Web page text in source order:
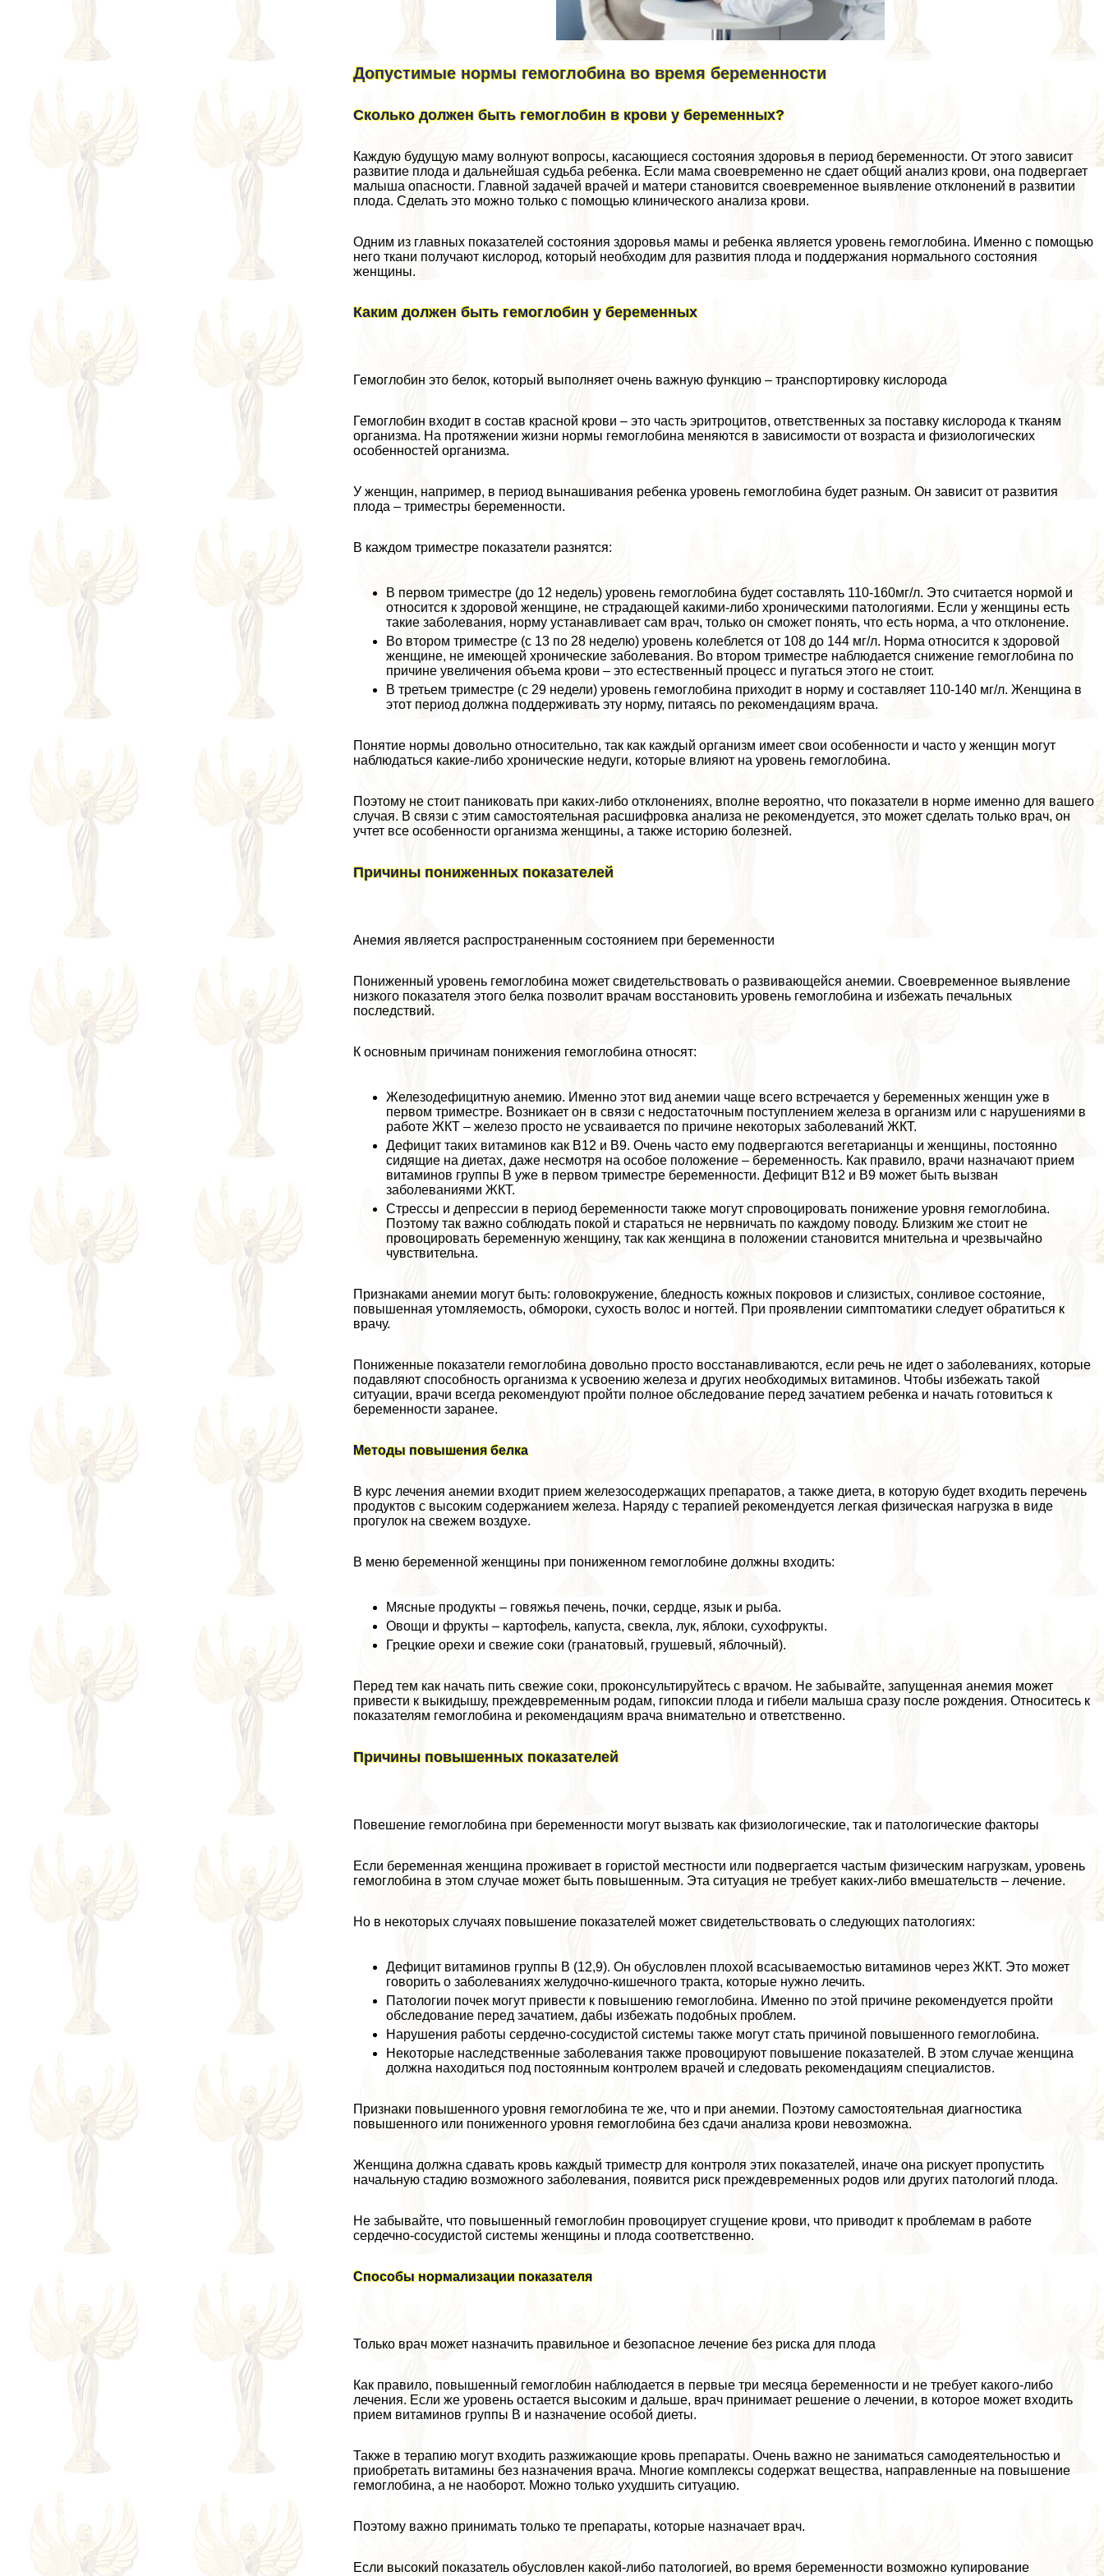
Допустимые нормы гемоглобина во время беременности
Сколько должен быть гемоглобин в крови у беременных?
Каждую будущую маму волнуют вопросы, касающиеся состояния здоровья в период беременности. От этого зависит
развитие плода и дальнейшая судьба ребенка. Если мама своевременно не сдает общий анализ крови, она подвергает
малыша опасности. Главной задачей врачей и матери становится своевременное выявление отклонений в развитии
плода. Сделать это можно только с помощью клинического анализа крови.
Одним из главных показателей состояния здоровья мамы и ребенка является уровень гемоглобина. Именно с помощью
него ткани получают кислород, который необходим для развития плода и поддержания нормального состояния
женщины.
Каким должен быть гемоглобин у беременных
Гемоглобин это белок, который выполняет очень важную функцию – трaнcпортировку кислорода
Гемоглобин входит в состав красной крови – это часть эритроцитов, ответственных за поставку кислорода к тканям
организма. На протяжении жизни нормы гемоглобина меняются в зависимости от возраста и физиологических
особенностей организма.
У женщин, например, в период вынашивания ребенка уровень гемоглобина будет разным. Он зависит от развития
плода – триместры беременности.
В каждом триместре показатели разнятся:
В первом триместре (до 12 недель) уровень гемоглобина будет составлять 110-160мг/л. Это считается нормой и
относится к здоровой женщине, не страдающей какими-либо хроническими патологиями. Если у женщины есть
такие заболевания, норму устанавливает сам врач, только он сможет понять, что есть норма, а что отклонение.
Во втором триместре (с 13 по 28 неделю) уровень колeблется от 108 до 144 мг/л. Норма относится к здоровой
женщине, не имеющей хронические заболевания. Во втором триместре наблюдается снижение гемоглобина по
причине увеличения объема крови – это естественный процесс и пугаться этого не стоит.
В третьем триместре (с 29 недели) уровень гемоглобина приходит в норму и составляет 110-140 мг/л. Женщина в
этот период должна поддерживать эту норму, питаясь по рекомендациям врача.
Понятие нормы довольно относительно, так как каждый организм имеет свои особенности и часто у женщин могут
наблюдаться какие-либо хронические недуги, которые влияют на уровень гемоглобина.
Поэтому не стоит паниковать при каких-либо отклонениях, вполне вероятно, что показатели в норме именно для вашего
случая. В связи с этим самостоятельная расшифровка анализа не рекомендуется, это может сделать только врач, он
учтет все особенности организма женщины, а также историю болезней.
Причины пониженных показателей
Анемия является распространенным состоянием при беременности
Пониженный уровень гемоглобина может свидетельствовать о развивающейся анемии. Своевременное выявление
низкого показателя этого белка позволит врачам восстановить уровень гемоглобина и избежать печальных
последствий.
К основным причинам понижения гемоглобина относят:
Железодефицитную анемию. Именно этот вид анемии чаще всего встречается у беременных женщин уже в
первом триместре. Возникает он в связи с недостаточным поступлением железа в организм или с нарушениями в
работе ЖКТ – железо просто не усваивается по причине некоторых заболеваний ЖКТ.
Дефицит таких витаминов как В12 и В9. Очень часто ему подвергаются вегетарианцы и женщины, постоянно
сидящие на диетах, даже несмотря на особое положение – беременность. Как правило, врачи назначают прием
витаминов группы В уже в первом триместре беременности. Дефицит В12 и В9 может быть вызван
заболеваниями ЖКТ.
Стрессы и депрессии в период беременности также могут спровоцировать понижение уровня гемоглобина.
Поэтому так важно соблюдать покой и стараться не нервничать по каждому поводу. Близким же стоит не
провоцировать беременную женщину, так как женщина в положении становится мнительна и чрезвычайно
чувствительна.
Признаками анемии могут быть: головокружение, бледность кожных покровов и слизистых, сонливое состояние,
повышенная утомляемость, обмороки, сухость волос и ногтей. При проявлении симптоматики следует обратиться к
врачу.
Пониженные показатели гемоглобина довольно просто восстанавливаются, если речь не идет о заболеваниях, которые
подавляют способность организма к усвоению железа и других необходимых витаминов. Чтобы избежать такой
ситуации, врачи всегда рекомендуют пройти полное обследование перед зачатием ребенка и начать готовиться к
беременности заранее.
Методы повышения белка
В курс лечения анемии входит прием железосодержащих препаратов, а также диета, в которую будет входить перечень
продуктов с высоким содержанием железа. Наряду с терапией рекомендуется легкая физическая нагрузка в виде
прогулок на свежем воздухе.
В меню беременной женщины при пониженном гемоглобине должны входить:
Мясные продукты – говяжья печень, почки, сердце, язык и рыба.
Овощи и фрукты – картофель, капуста, свекла, лук, яблоки, сухофрукты.
Грецкие орехи и свежие соки (гранатовый, грушевый, яблочный).
Перед тем как начать пить свежие соки, проконсультируйтесь с врачом. Не забывайте, запущенная анемия может
привести к выкидышу, преждевременным родам, гипоксии плода и гибели малыша сразу после рождения. Относитесь к
показателям гемоглобина и рекомендациям врача внимательно и ответственно.
Причины повышенных показателей
Повешение гемоглобина при беременности могут вызвать как физиологические, так и патологические факторы
Если беременная женщина проживает в гористой местности или подвергается частым физическим нагрузкам, уровень
гемоглобина в этом случае может быть повышенным. Эта ситуация не требует каких-либо вмешательств – лечение.
Но в некоторых случаях повышение показателей может свидетельствовать о следующих патологиях:
Дефицит витаминов группы В (12,9). Он обусловлен плохой всасываемостью витаминов через ЖКТ. Это может
говорить о заболеваниях желудочно-кишечного тpaкта, которые нужно лечить.
Патологии почек могут привести к повышению гемоглобина. Именно по этой причине рекомендуется пройти
обследование перед зачатием, дабы избежать подобных проблем.
Нарушения работы сердечно-сосудистой системы также могут стать причиной повышенного гемоглобина.
Некоторые наследственные заболевания также провоцируют повышение показателей. В этом случае женщина
должна находиться под постоянным контролем врачей и следовать рекомендациям специалистов.
Признаки повышенного уровня гемоглобина те же, что и при анемии. Поэтому самостоятельная диагностика
повышенного или пониженного уровня гемоглобина без сдачи анализа крови невозможна.
Женщина должна сдавать кровь каждый триместр для контроля этих показателей, иначе она рискует пропустить
начальную стадию возможного заболевания, появится риск преждевременных родов или других патологий плода.
Не забывайте, что повышенный гемоглобин провоцирует сгущение крови, что приводит к проблемам в работе
сердечно-сосудистой системы женщины и плода соответственно.
Способы нормализации показателя
Только врач может назначить правильное и безопасное лечение без риска для плода
Как правило, повышенный гемоглобин наблюдается в первые три месяца беременности и не требует какого-либо
лечения. Если же уровень остается высоким и дальше, врач принимает решение о лечении, в которое может входить
прием витаминов группы В и назначение особой диеты.
Также в терапию могут входить разжижающие кровь препараты. Очень важно не заниматься самодеятельностью и
приобретать витамины без назначения врача. Многие комплексы содержат вещества, направленные на повышение
гемоглобина, а не наоборот. Можно только ухудшить ситуацию.
Поэтому важно принимать только те препараты, которые назначает врач.
Если высокий показатель обусловлен какой-либо патологией, во время беременности возможно купирование